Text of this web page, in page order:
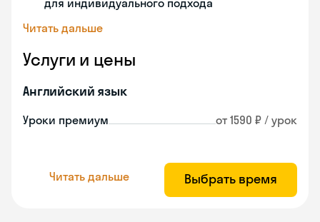
для индивидуального подхода
Читать дальше
Услуги и цены
Английский язык
Уроки премиум от 1590 ₽ / урок
Читать дальше Выбрать время